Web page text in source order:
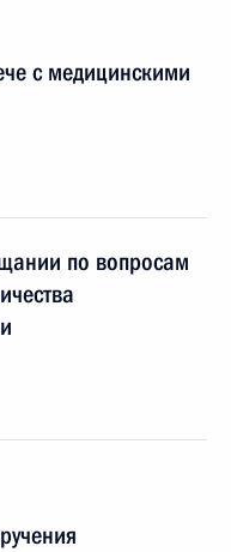
с медицинскими
по вопросам